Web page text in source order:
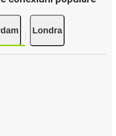
poți plăti în numerar la
din punctele de vânzare.
Londra